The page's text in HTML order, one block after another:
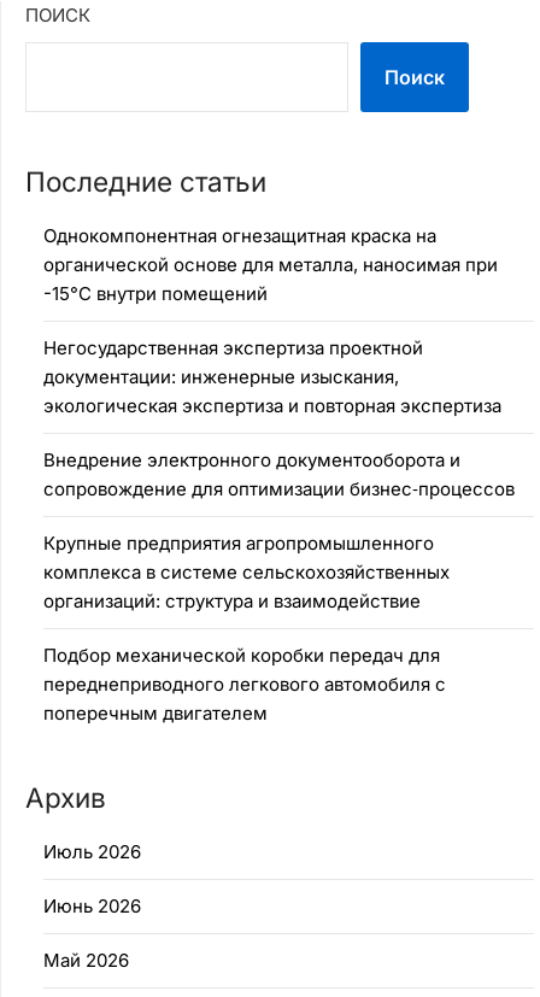
ПОИСК
Поиск
Последние статьи
Однокомпонентная огнезащитная краска на
органической основе для металла, наносимая при
-15°C внутри помещений
Негосударственная экспертиза проектной
документации: инженерные изыскания,
экологическая экспертиза и повторная экспертиза
Внедрение электронного документооборота и
сопровождение для оптимизации бизнес‑процессов
Крупные предприятия агропромышленного
комплекса в системе сельскохозяйственных
организаций: структура и взаимодействие
Подбор механической коробки передач для
переднеприводного легкового автомобиля с
поперечным двигателем
Архив
Июль 2026
Июнь 2026
Май 2026